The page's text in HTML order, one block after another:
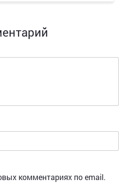
комментариях по email.